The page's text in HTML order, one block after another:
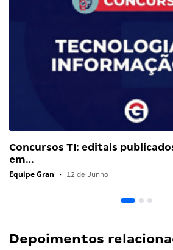
Concursos TI: editais
em…
Equipe Gran • 12 de Junho
Depoimentos